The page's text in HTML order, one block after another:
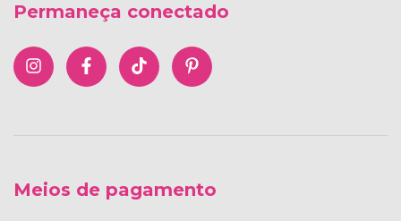
Permaneça conectado
Meios de pagamento